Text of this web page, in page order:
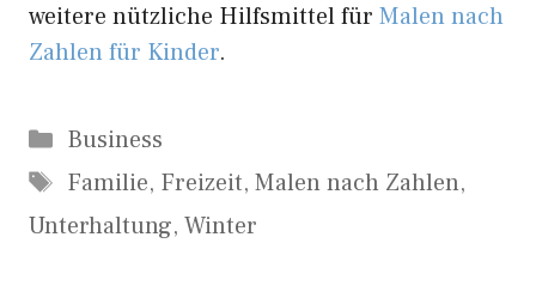
weitere nützliche Hilfsmittel für Malen nach
Zahlen für Kinder.
Kategorien
Business
Schlagwörter
Familie, Freizeit, Malen nach Zahlen,
Unterhaltung, Winter